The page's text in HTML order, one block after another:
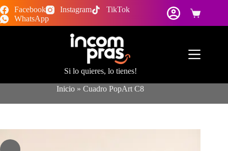
Saltar
al
contenido
Facebook Instagram
TikTok
WhatsApp
Carro
de
Si lo quieres, lo tienes!
Inicio »Cuadro PopArt C8